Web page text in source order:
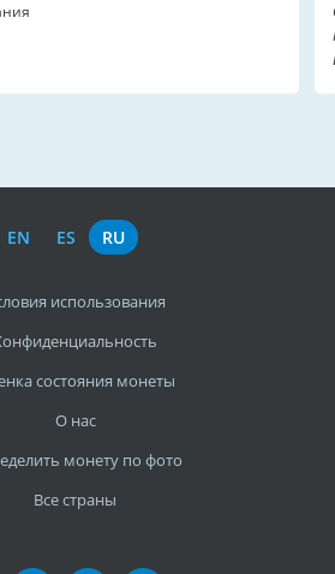
EN ES RU
использования
состояния монеты
О нас
монету по фото
Все страны